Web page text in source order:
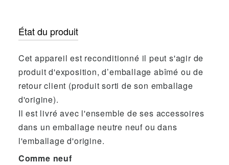
État du produit
Cet appareil est reconditionné il peut s'agir de
produit d'exposition, d’emballage abîmé ou de
retour client (produit sorti de son emballage
d'origine).
Il est livré avec l'ensemble de ses accessoires
dans un emballage neutre neuf ou dans
l'emballage d'origine.
Comme neuf